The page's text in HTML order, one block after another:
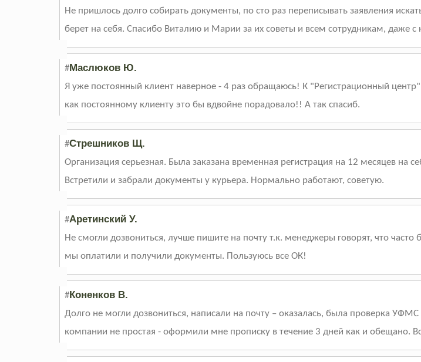
Не пришлось долго собирать документы, по сто раз переписывать заявления
берет на себя. Спасибо Виталию и Марии за их советы и всем сотрудникам, даже
#Маслюков Ю.
Я уже постоянный клиент наверное - 4 раз обращаюсь! К "Регистрационный
как постоянному клиенту это бы вдвойне порадовало!! А так спасиб.
#Стрешников Щ.
Организация серьезная. Была заказана временная регистрация на 12 месяцев на
Встретили и забрали документы у курьера. Нормально работают, советую.
#Аретинский У.
Не смогли дозвониться, лучше пишите на почту т.к. менеджеры говорят, что
мы оплатили и получили документы. Пользуюсь все ОК!
#Коненков В.
Долго не могли дозвониться, написали на почту – оказалась, была проверка
компании не простая - оформили мне прописку в течение 3 дней как и обещано.